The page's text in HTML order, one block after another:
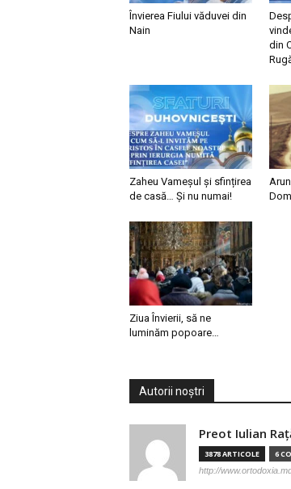
Învierea Fiului văduvei din
Nain
din
Zaheu Vameșul și sfințirea
de casă… Și nu numai!
Ziua Învierii, să ne
luminăm popoare…
Autorii noștri
Preot Iulian
3878 ARTICOLE 6
http://